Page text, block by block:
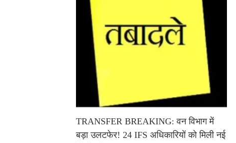
TRANSFER BREAKING: वन विभाग में
बड़ा उलटफेर! 24 IFS अधिकारियों को मिली नई